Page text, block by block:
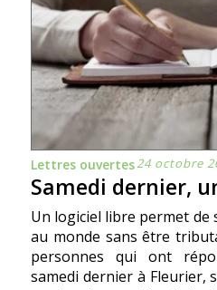
Lettres ouvertes24 octobre
Samedi dernier,
Un logiciel libre permet
au monde sans être
personnes qui ont
samedi dernier à Fleurier,